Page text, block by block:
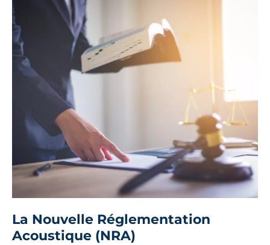
La Nouvelle Réglementation
Acoustique (NRA)